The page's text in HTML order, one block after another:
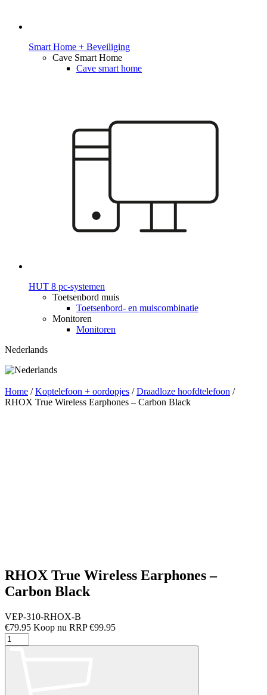
Smart Home + Beveiliging
Cave Smart Home
Cave smart home
HUT 8 pc-systemen
Toetsenbord muis
Toetsenbord- en muiscombinatie
Monitoren
Monitoren
Nederlands
Home / Koptelefoon + oordopjes / Draadloze hoofdtelefoon /
RHOX True Wireless Earphones – Carbon Black
RHOX True Wireless Earphones –
Carbon Black
VEP-310-RHOX-B
€79.95 RRP€99.95
RHOX
True